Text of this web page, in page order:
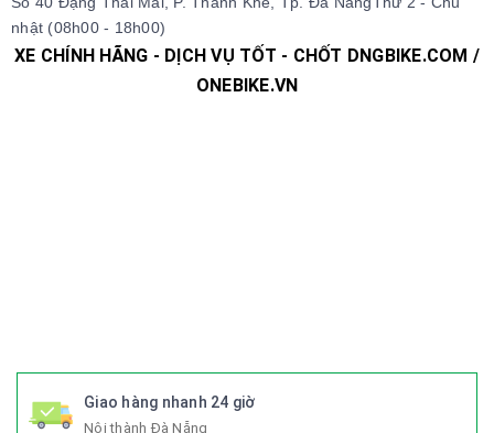
nhật (08h00 - 18h00)
XE CHÍNH HÃNG - DỊCH VỤ TỐT - CHỐT DNGBIKE.COM /
ONEBIKE.VN
Giao hàng nhanh 24 giờ
Nội thành Đà Nẵng